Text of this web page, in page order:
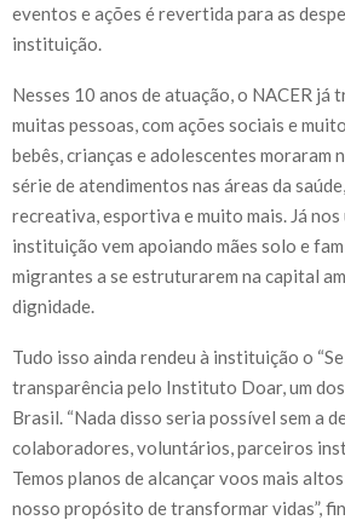
eventos e ações é revertida para as
instituição.
Nesses 10 anos de atuação, o NACER já
muitas pessoas, com ações sociais e
bebês, crianças e adolescentes moraram
série de atendimentos nas áreas da
recreativa, esportiva e muito mais. Já nos
instituição vem apoiando mães solo e
migrantes a se estruturarem na capital
dignidade.
Tudo isso ainda rendeu à instituição o
transparência pelo Instituto Doar, um
Brasil. “Nada disso seria possível sem a
colaboradores, voluntários, parceiros
Temos planos de alcançar voos mais
nosso propósito de transformar vidas”,